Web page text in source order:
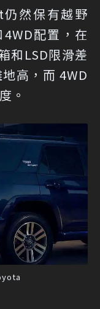
然保有越野
配置，在
和LSD限滑差
高，而 4WD
。